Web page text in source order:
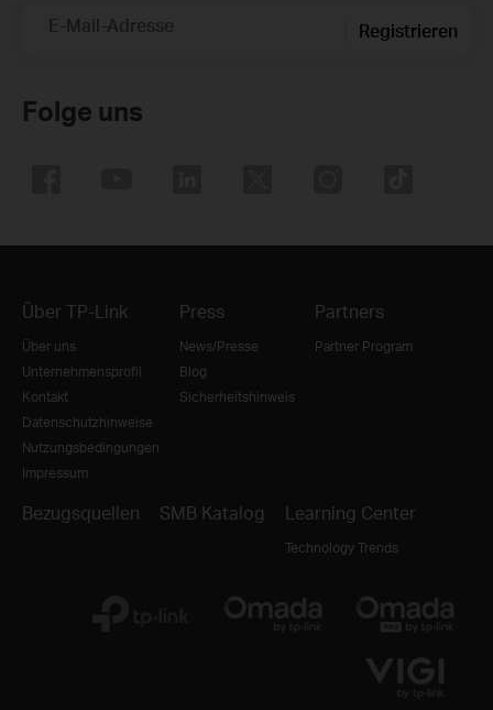
E-Mail-Adresse Registrieren
Folge uns
Über TP-Link
Über uns
Unternehmensprofil
Kontakt
Datenschutzhinweise
Nutzungsbedingungen
Impressum
Press
News/Presse
Blog
Sicherheitshinweis
Partners
Partner Program
Bezugsquellen SMB Katalog Learning Center
Technology Trends